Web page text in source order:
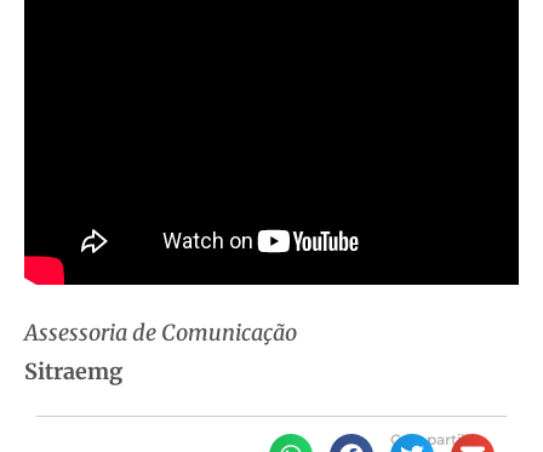
Assessoria de Comunicação
Sitraemg
Compartilhe